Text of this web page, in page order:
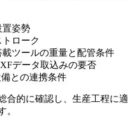
置姿勢
ローク
ツールの重量と配管条件
データ取込みの要否
との連携条件
合的に確認し、生産工程に適
。